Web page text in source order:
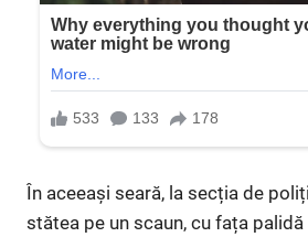
În aceeași seară, la secția de
stătea pe un scaun, cu fața